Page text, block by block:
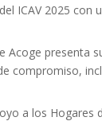
ICAV 2025 con
Acoge presenta
compromiso,
a los Hogares